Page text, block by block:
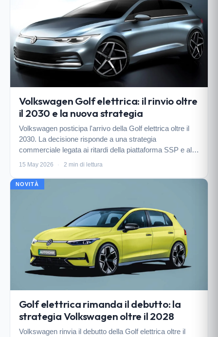
Volkswagen Golf elettrica: il rinvio oltre
il 2030 e la nuova strategia
Volkswagen posticipa l'arrivo della Golf elettrica oltre il
2030. La decisione risponde a una strategia
commerciale legata ai ritardi della piattaforma SSP e alla
necessità di proteggere i modelli ID dal mercato.
15 May 2026 · 2 min di lettura
NOVITÀ
Golf elettrica rimanda il debutto: la
strategia Volkswagen oltre il 2028
Volkswagen rinvia il debutto della Golf elettrica oltre il